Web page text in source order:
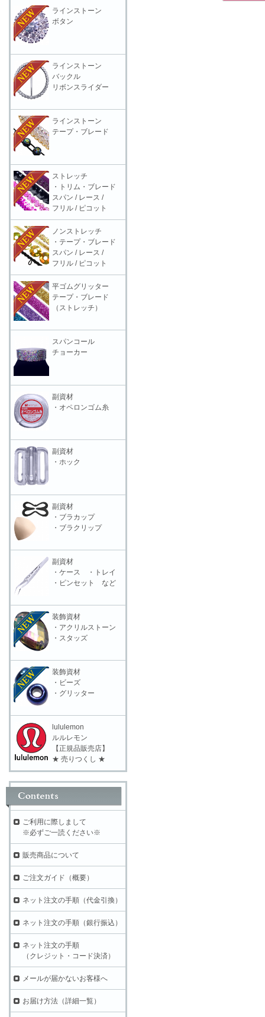
ラインストーン
ボタン
ラインストーン
バックル
リボンスライダー
ラインストーン
テープ・ブレード
ストレッチ
・トリム・ブレード
スパン / レース /
フリル / ピコット
ノンストレッチ
・テープ・ブレード
スパン / レース /
フリル / ピコット
平ゴムグリッター
テープ・ブレード
（ストレッチ）
スパンコール
チョーカー
副資材
・オペロンゴム糸
副資材
・ホック
副資材
・ブラカップ
・ブラクリップ
副資材
・ケース ・トレイ
・ピンセット など
装飾資材
・アクリルストーン
・スタッズ
装飾資材
・ビーズ
・グリッター
lululemon
ルルレモン
【正規品販売店】
★ 売りつくし ★
ご利用に際しまして
※必ずご一読ください※
販売商品について
ご注文ガイド（概要）
ネット注文の手順（代金引換）
ネット注文の手順（銀行振込）
ネット注文の手順
（クレジット・コード決済）
メールが届かないお客様へ
お届け方法（詳細一覧）